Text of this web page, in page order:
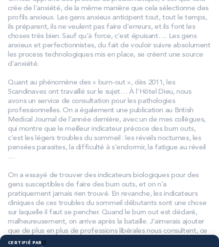
crée de l’anxiété, de la même manière que cela sélectionne des
profils anxieux. Les gens anxieux anticipent tout, tout le temps,
ils préparent, ils ne veulent pas faire d’erreurs, et ils font les
choses très bien. Sauf qu’à force, c’est épuisant…. Les gens
anxieux et perfectionnistes, du fait de vouloir suivre absolument
les process technologiques mis en place, se créent une source
d’anxiété.
Quant au phénomène des « burn-out », dès 2011, les
Scandinaves ont travaillé sur le sujet… À l’Hôtel Dieu, nous
avons un service de consultation pour les pathologies
professionnelles. On a également une publication au British
Medical Journal de l’année dernière, avec un de mes collègues,
qui montre que le meilleur indicateur précoce des burn outs,
c’est les légers troubles du sommeil : les réveils nocturnes, les
pensées parasites, la difficulté à s’endormir, la fatigue au réveil
…
On a essayé de trouver des indicateurs biologiques pour des
gens susceptibles de faire des burn outs, et on n’a
pratiquement jamais rien trouvé. En revanche, les indicateurs
cliniques de ces troubles du sommeil débutants sont une chose
sur laquelle il faut se pencher. Quand le burn out est déclaré,
malheureusement, on arrive après la bataille. J’aimerais ajouter
que de plus en plus de professions libérales nous consultent, ce
qui est un peu nouveau (des médecins, architectes, avocats…).